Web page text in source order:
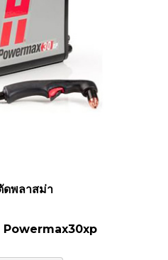
ดพลาสม่า